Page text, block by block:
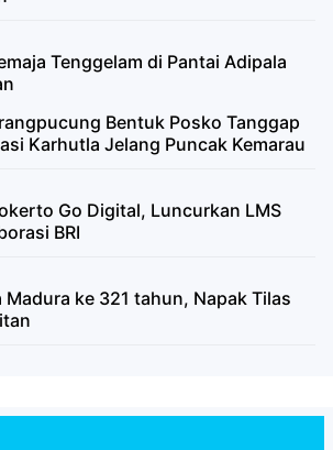
Tenggelam di Pantai Adipala
Bentuk Posko Tanggap
Karhutla Jelang Puncak Kemarau
Go Digital, Luncurkan LMS
BRI
Madura ke 321 tahun, Napak Tilas